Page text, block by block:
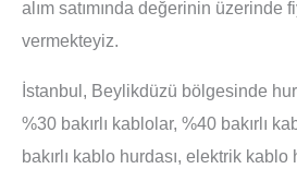
alım satımında değerinin üzerinde
vermekteyiz.
İstanbul, Beylikdüzü bölgesinde
%30 bakırlı kablolar, %40 bakırlı
bakırlı kablo hurdası, elektrik kablo